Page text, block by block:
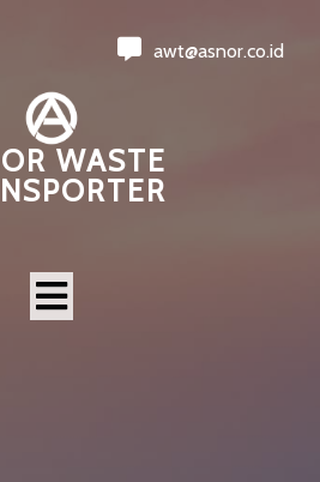
awt@asnor.co.id
WASTE